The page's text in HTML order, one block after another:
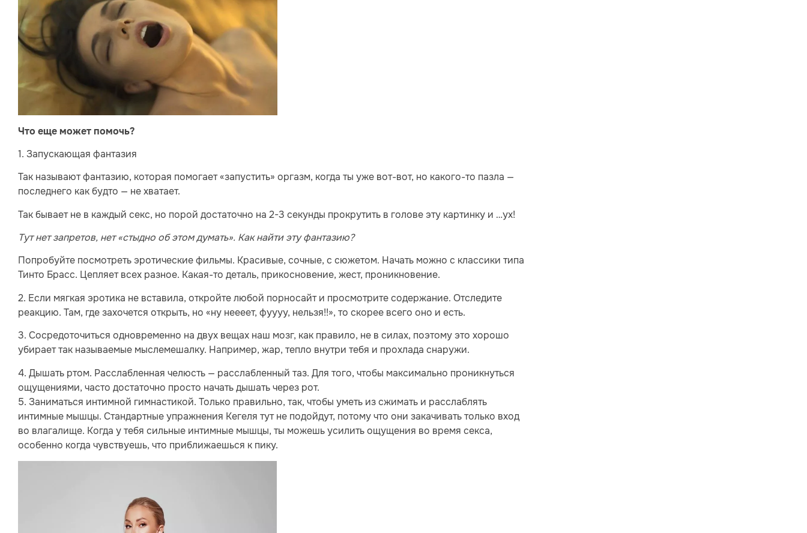
Что еще может помочь?
1. Запускающая фантазия
Так называют фантазию, которая помогает «запустить» оргазм, когда ты уже вот-вот, но какого-то пазла —
последнего как будто — не хватает.
Так бывает не в каждый секс, но порой достаточно на 2-3 секунды прокрутить в голове эту картинку и …ух!
Тут нет запретов, нет «стыдно об этом думать». Как найти эту фантазию?
Попробуйте посмотреть эротические фильмы. Красивые, сочные, с сюжетом. Начать можно с классики типа
Тинто Брасс. Цепляет всех разное. Какая-то деталь, прикосновение, жест, проникновение.
2. Если мягкая эротика не вставила, откройте любой порносайт и просмотрите содержание. Отследите
реакцию. Там, где захочется открыть, но «ну неееет, фуууу, нельзя!!», то скорее всего оно и есть.
3. Сосредоточиться одновременно на двух вещах наш мозг, как правило, не в силах, поэтому это хорошо
убирает так называемые мыслемешалку. Например, жар, тепло внутри тебя и прохлада снаружи.
4. Дышать ртом. Расслабленная челюсть — расслабленный таз. Для того, чтобы максимально проникнуться
ощущениями, часто достаточно просто начать дышать через рот.
5. Заниматься интимной гимнастикой. Только правильно, так, чтобы уметь из сжимать и расслаблять
интимные мышцы. Стандартные упражнения Кегеля тут не подойдут, потому что они закачивать только вход
во влагалище. Когда у тебя сильные интимные мышцы, ты можешь усилить ощущения во время секса,
особенно когда чувствуешь, что приближаешься к пику.